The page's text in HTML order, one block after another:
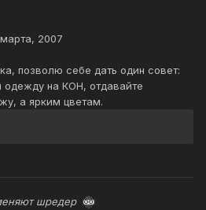
2007
позволю себе дать один совет:
на КОН, отдавайте
а ярким цветам.
шредер